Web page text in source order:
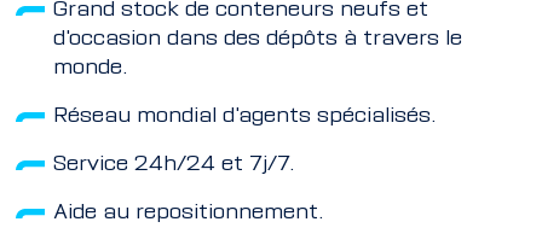
Grand stock de conteneurs neufs et
d'occasion dans des dépôts à travers le
monde.
Réseau mondial d'agents spécialisés.
Service 24h/24 et 7j/7.
Aide au repositionnement.